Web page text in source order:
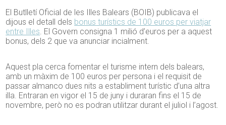
El Butlletí Oficial de les Illes Balears (BOIB) publicava el
dijous el detall dels bonus turístics de 100 euros per viatjar
entre Illes. El Govern consigna 1 milió d’euros per a aquest
bonus, dels 2 que va anunciar incialment.
Aquest pla cerca fomentar el turisme intern dels balears,
amb un màxim de 100 euros per persona i el requisit de
passar almanco dues nits a establiment turístic d’una altra
illa. Entraran en vigor el 15 de juny i duraran fins el 15 de
novembre, però no es podran utilitzar durant el juliol i l’agost.